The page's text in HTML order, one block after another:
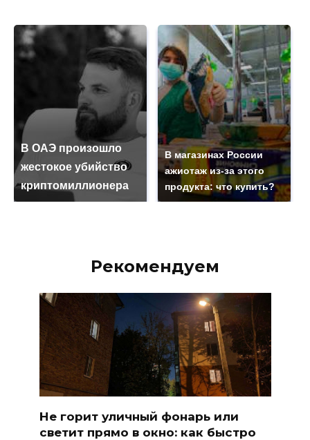
В ОАЭ произошло
жестокое убийство
криптомиллионера
В магазинах России
ажиотаж из-за этого
продукта: что купить?
Рекомендуем
Не горит уличный фонарь или
светит прямо в окно: как быстро